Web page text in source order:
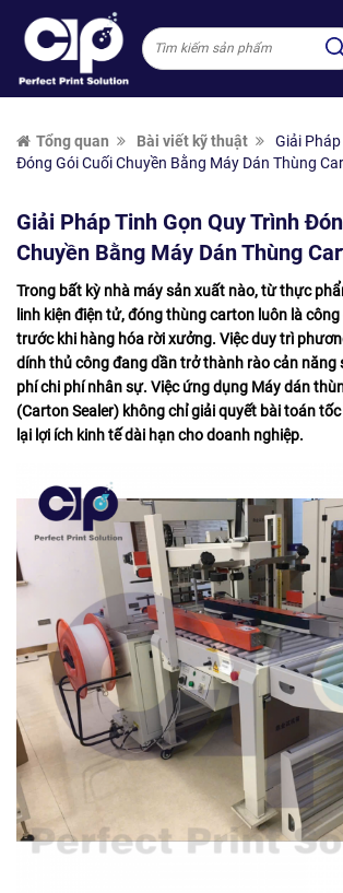
Tổng quan Bài viết kỹ thuật
Giải
Đóng Gói Cuối Chuyền Bằng Máy Dán Thùng
Giải Pháp Tinh Gọn Quy Trình
Chuyền Bằng Máy Dán Thùng
Trong bất kỳ nhà máy sản xuất nào, từ thực
linh kiện điện tử, đóng thùng carton luôn là
trước khi hàng hóa rời xưởng. Việc duy trì
dính thủ công đang dần trở thành rào cản năng
phí chi phí nhân sự. Việc ứng dụng Máy dán
(Carton Sealer) không chỉ giải quyết bài toán
lại lợi ích kinh tế dài hạn cho doanh nghiệp.